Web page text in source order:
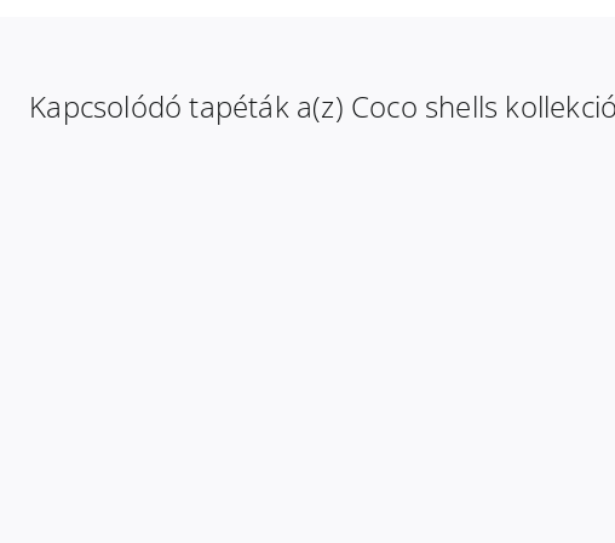
Kapcsolódó tapéták a(z) Coco shells